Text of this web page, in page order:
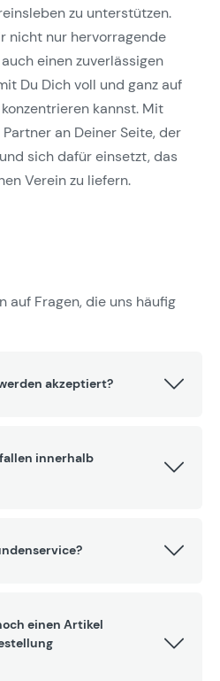
zu unterstützen.
nicht nur hervorragende
einen zuverlässigen
Du Dich voll und ganz auf
kannst. Mit
an Deiner Seite, der
sich dafür einsetzt, das
Verein zu liefern.
auf Fragen, die uns häufig
akzeptiert?
innerhalb
einen Artikel